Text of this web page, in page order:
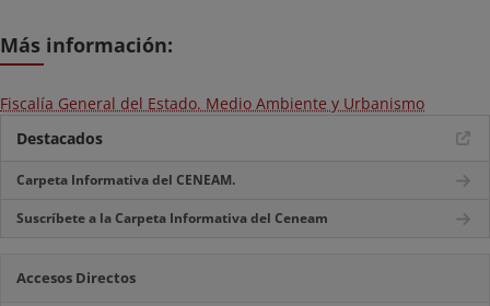
Más información:
Fiscalía General del Estado. Medio Ambiente y Urbanismo
Destacados
Carpeta Informativa del CENEAM.
Suscríbete a la Carpeta Informativa del Ceneam
Accesos Directos